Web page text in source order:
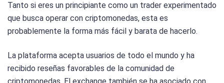
Tanto si eres un principiante como un trader experimentado
que busca operar con criptomonedas, esta es
probablemente la forma más fácil y barata de hacerlo.
La plataforma acepta usuarios de todo el mundo y ha
recibido reseñas favorables de la comunidad de